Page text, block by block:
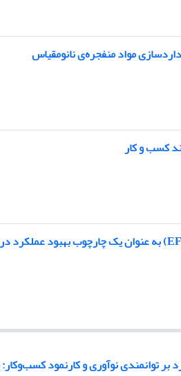
مواد منفجره‌ی نانومقیاس
کسب و کار
بر توانمندی نوآوری و کارنمود